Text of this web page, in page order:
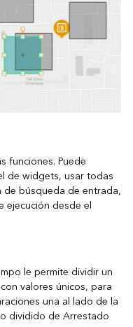
funciones. Puede
de widgets, usar todas
búsqueda de entrada,
ejecución desde el
le permite dividir un
valores únicos, para
una al lado de la
dividido de Arrestado